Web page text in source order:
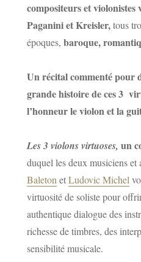
compositeurs et
Paganini et Kreisler,tous
époques,baroque,
Un récital commenté pour
grande histoire de ces 3
l’honneur le violon et la
Les 3 violons virtuoses,un
duquel les deux musiciens
BaletonetLudovic Michel
virtuosité de soliste pour
authentique dialogue des
richesse de timbres, des
sensibilité musicale.